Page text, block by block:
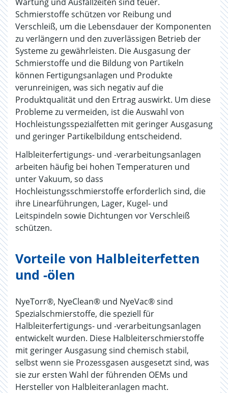
Schmierstoffe schützen vor Reibung und
Verschleiß, um die Lebensdauer der Komponenten
zu verlängern und den zuverlässigen Betrieb der
Systeme zu gewährleisten. Die Ausgasung der
Schmierstoffe und die Bildung von Partikeln
können Fertigungsanlagen und Produkte
verunreinigen, was sich negativ auf die
Produktqualität und den Ertrag auswirkt. Um diese
Probleme zu vermeiden, ist die Auswahl von
Hochleistungsspezialfetten mit geringer Ausgasung
und geringer Partikelbildung entscheidend.
Halbleiterfertigungs- und -verarbeitungsanlagen
arbeiten häufig bei hohen Temperaturen und
unter Vakuum, so dass
Hochleistungsschmierstoffe erforderlich sind, die
ihre Linearführungen, Lager, Kugel- und
Leitspindeln sowie Dichtungen vor Verschleiß
schützen.
Vorteile von Halbleiterfetten
und -ölen
NyeTorr®, NyeClean® und NyeVac® sind
Spezialschmierstoffe, die speziell für
Halbleiterfertigungs- und -verarbeitungsanlagen
entwickelt wurden. Diese Halbleiterschmierstoffe
mit geringer Ausgasung sind chemisch stabil,
selbst wenn sie Prozessgasen ausgesetzt sind, was
sie zur ersten Wahl der führenden OEMs und
Hersteller von Halbleiteranlagen macht.